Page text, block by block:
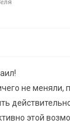
не меняли,
этой